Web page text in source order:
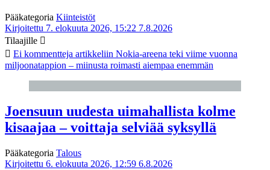
Pääkategoria Kiinteistöt
Kirjoitettu 7. elokuuta 2026, 15:22 7.8.2026
Tilaajille
Ei kommentteja artikkeliin Nokia-areena teki viime vuonna
miljoonatappion – miinusta roimasti aiempaa enemmän
Joensuun uudesta uimahallista kolme
kisaajaa – voittaja selviää syksyllä
Pääkategoria Talous
Kirjoitettu 6. elokuuta 2026, 12:59 6.8.2026